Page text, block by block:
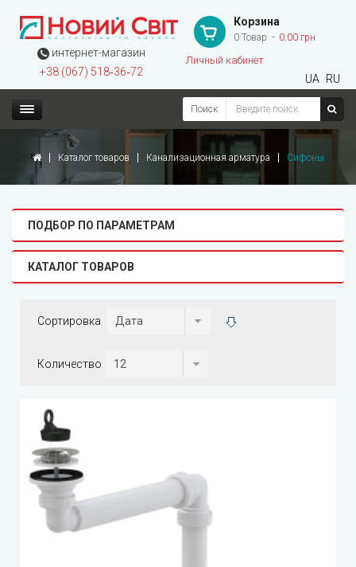
интернет-магазин
+38 (067) 518‑36‑72
Корзина
0 Товар 0.00 грн
Личный кабинет
UA RU
Поиск
Каталог товаров Канализационная арматура Сифоны
ПОДБОР ПО ПАРАМЕТРАМ
КАТАЛОГ ТОВАРОВ
Сортировка
Количество